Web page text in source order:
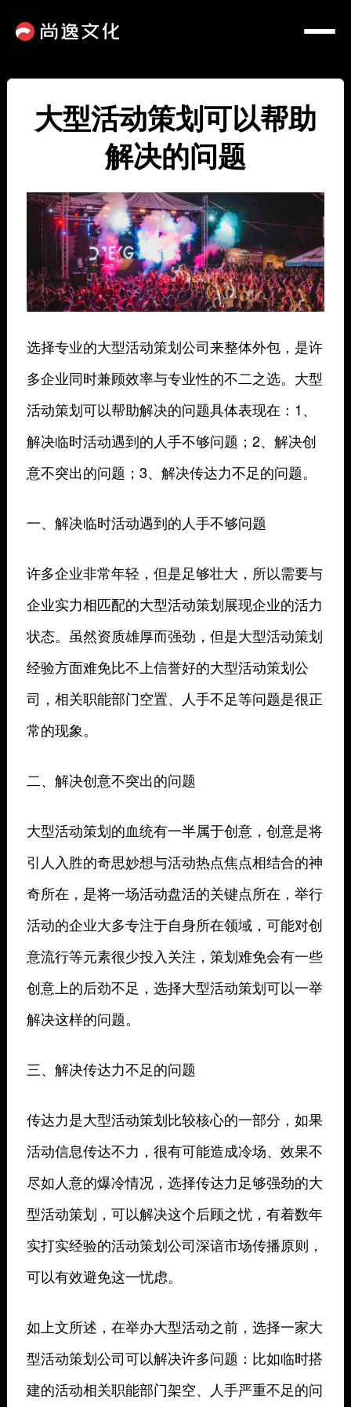
大型活动策划可以帮助
解决的问题
选择专业的大型活动策划公司来整体外包，是许
多企业同时兼顾效率与专业性的不二之选。大型
活动策划可以帮助解决的问题具体表现在：1、
解决临时活动遇到的人手不够问题；2、解决创
意不突出的问题；3、解决传达力不足的问题。
一、解决临时活动遇到的人手不够问题
许多企业非常年轻，但是足够壮大，所以需要与
企业实力相匹配的大型活动策划展现企业的活力
状态。虽然资质雄厚而强劲，但是大型活动策划
经验方面难免比不上信誉好的大型活动策划公
司，相关职能部门空置、人手不足等问题是很正
常的现象。
二、解决创意不突出的问题
大型活动策划的血统有一半属于创意，创意是将
引人入胜的奇思妙想与活动热点焦点相结合的神
奇所在，是将一场活动盘活的关键点所在，举行
活动的企业大多专注于自身所在领域，可能对创
意流行等元素很少投入关注，策划难免会有一些
创意上的后劲不足，选择大型活动策划可以一举
解决这样的问题。
三、解决传达力不足的问题
传达力是大型活动策划比较核心的一部分，如果
活动信息传达不力，很有可能造成冷场、效果不
尽如人意的爆冷情况，选择传达力足够强劲的大
型活动策划，可以解决这个后顾之忧，有着数年
实打实经验的活动策划公司深谙市场传播原则，
可以有效避免这一忧虑。
如上文所述，在举办大型活动之前，选择一家大
型活动策划公司可以解决许多问题：比如临时搭
建的活动相关职能部门架空、人手严重不足的问